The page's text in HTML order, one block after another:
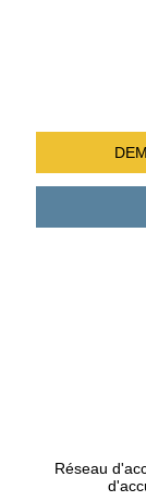
Réseau